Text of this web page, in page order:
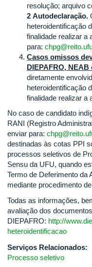
resolução; arquivo
2 Autodeclaração.
heteroidentificação
finalidade realizar a
para:
Casos omissos
DIEPAFRO, NEAB
diretamente
heteroidentificação
finalidade realizar a
No caso de candidato
RANI (Registro
enviar para:
destinadas às cotas PPI
processos seletivos de
Sensu da UFU, quando
Termo de Deferimento da
mediante procedimento
Todas as informações,
avaliação dos
DIEPAFRO: http://
heteroidentificacao
Serviços Relacionados:
Processo seletivo